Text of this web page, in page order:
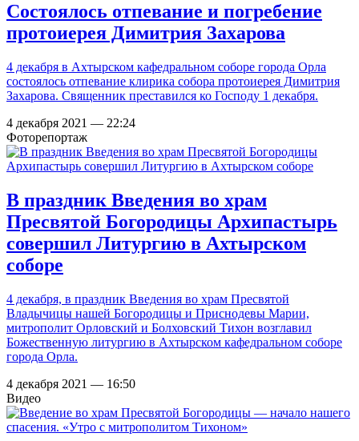
Состоялось отпевание и погребение
протоиерея Димитрия Захарова
4 декабря в Ахтырском кафедральном соборе города Орла
состоялось отпевание клирика собора протоиерея Димитрия
Захарова. Священник преставился ко Господу 1 декабря.
4 декабря 2021 — 22:24
Фоторепортаж
В праздник Введения во храм
Пресвятой Богородицы Архипастырь
совершил Литургию в Ахтырском
соборе
4 декабря, в праздник Введения во храм Пресвятой
Владычицы нашей Богородицы и Приснодевы Марии,
митрополит Орловский и Болховский Тихон возглавил
Божественную литургию в Ахтырском кафедральном соборе
города Орла.
4 декабря 2021 — 16:50
Видео